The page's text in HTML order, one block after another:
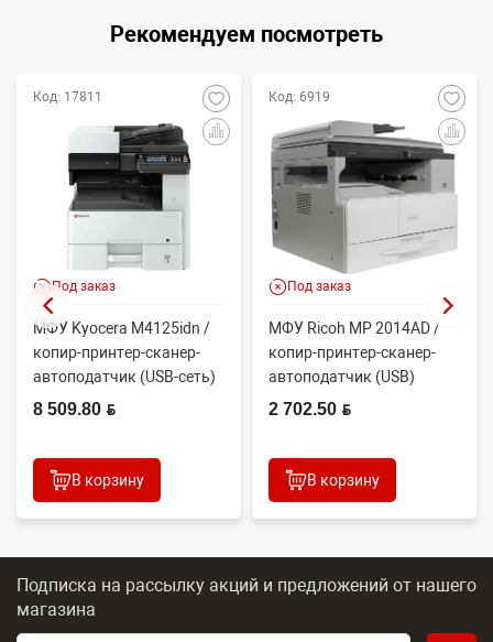
Рекомендуем посмотреть
Код: 17811
Под заказ
МФУ Kyocera M4125idn /
копир-принтер-сканер-
автоподатчик (USB-сеть)
8 509.80 BYN
В корзину
Код: 6919
Под заказ
МФУ Ricoh MP 2014AD /
копир-принтер-сканер-
автоподатчик (USB)
2 702.50 BYN
В корзину
Подписка на рассылку акций и предложений от нашего
магазина